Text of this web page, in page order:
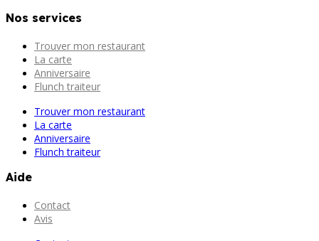
Nos services
Trouver mon restaurant
La carte
Anniversaire
Flunch traiteur
Trouver mon restaurant
La carte
Anniversaire
Flunch traiteur
Aide
Contact
Avis